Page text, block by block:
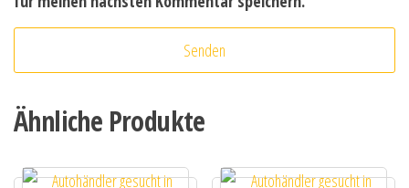
Ähnliche Produkte